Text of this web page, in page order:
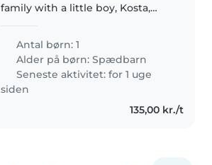
family with a little boy, Kosta,
are French and Serbian and
currently spending some time in
Copenhagen. Kosta is curious,..
Antal børn: 1
Alder på børn:Spædbarn
Seneste aktivitet: for 1 uge
siden
135,00 kr./t